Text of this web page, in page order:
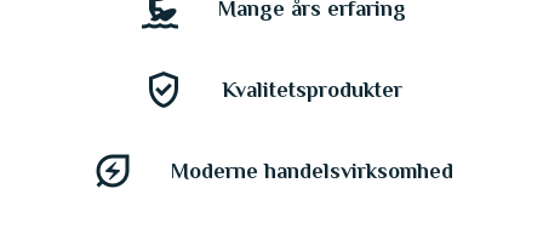
Mange års erfaring
gpp_good Kvalitetsprodukter
energy_savings_leaf Moderne handelsvirksomhed